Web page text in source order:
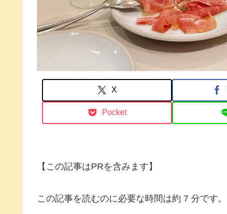
X
Pocket
【この記事はPRを含みます】
この記事を読むのに必要な時間は約 7 分です。